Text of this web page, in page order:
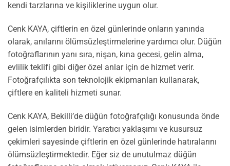
kendi tarzlarına ve kişiliklerine uygun olur.
Cenk KAYA, çiftlerin en özel günlerinde onların yanında
olarak, anılarını ölümsüzleştirmelerine yardımcı olur. Düğün
fotoğraflarının yanı sıra, nişan, kına gecesi, gelin alma,
evlilik teklifi gibi diğer özel anlar için de hizmet verir.
Fotoğrafçılıkta son teknolojik ekipmanları kullanarak,
çiftlere en kaliteli hizmeti sunar.
Cenk KAYA, Bekilli’de düğün fotoğrafçılığı konusunda önde
gelen isimlerden biridir. Yaratıcı yaklaşımı ve kusursuz
çekimleri sayesinde çiftlerin en özel günlerinde hatıralarını
ölümsüzleştirmektedir. Eğer siz de unutulmaz düğün